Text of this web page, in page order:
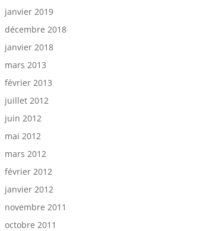
janvier 2019
décembre 2018
janvier 2018
mars 2013
février 2013
juillet 2012
juin 2012
mai 2012
mars 2012
février 2012
janvier 2012
novembre 2011
octobre 2011